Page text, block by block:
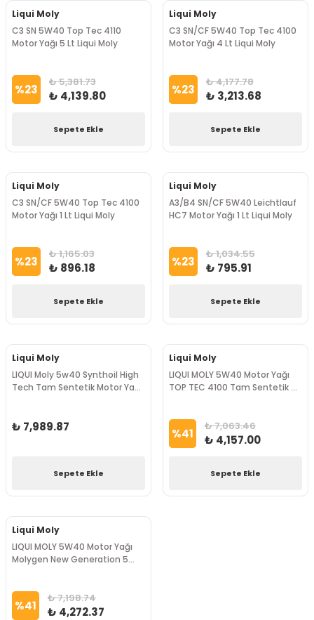
Liqui Moly
C3 SN 5W40 Top Tec 4110
Motor Yağı 5 Lt Liqui Moly
%23 ₺ 5,381.73
₺ 4,139.80
Sepete Ekle
Liqui Moly
C3 SN/CF 5W40 Top Tec 4100
Motor Yağı 4 Lt Liqui Moly
%23 ₺ 4,177.78
₺ 3,213.68
Sepete Ekle
Liqui Moly
C3 SN/CF 5W40 Top Tec 4100
Motor Yağı 1 Lt Liqui Moly
%23 ₺ 1,165.03
₺ 896.18
Sepete Ekle
Liqui Moly
A3/B4 SN/CF 5W40 Leichtlauf
HC7 Motor Yağı 1 Lt Liqui Moly
%23 ₺ 1,034.55
₺ 795.91
Sepete Ekle
Liqui Moly
LIQUI Moly 5w40 Synthoil High
Tech Tam Sentetik Motor Yağı
₺ 7,989.87
Sepete Ekle
Liqui Moly
LIQUI MOLY 5W40 Motor Yağı
TOP TEC 4100 Tam Sentetik 5
%41 ₺ 7,063.46
₺ 4,157.00
Sepete Ekle
Liqui Moly
LIQUI MOLY 5W40 Motor Yağı
Molygen New Generation 5
%41 ₺ 7,198.74
₺ 4,272.37